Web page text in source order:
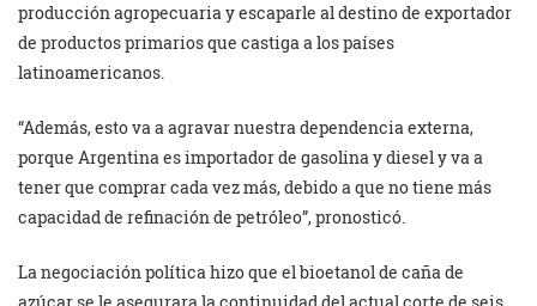
producción agropecuaria y escaparle al destino de exportador
de productos primarios que castiga a los países
latinoamericanos.
“Además, esto va a agravar nuestra dependencia externa,
porque Argentina es importador de gasolina y diesel y va a
tener que comprar cada vez más, debido a que no tiene más
capacidad de refinación de petróleo”, pronosticó.
La negociación política hizo que el bioetanol de caña de